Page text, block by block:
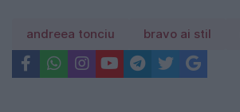
andreea tonciu bravo ai stil